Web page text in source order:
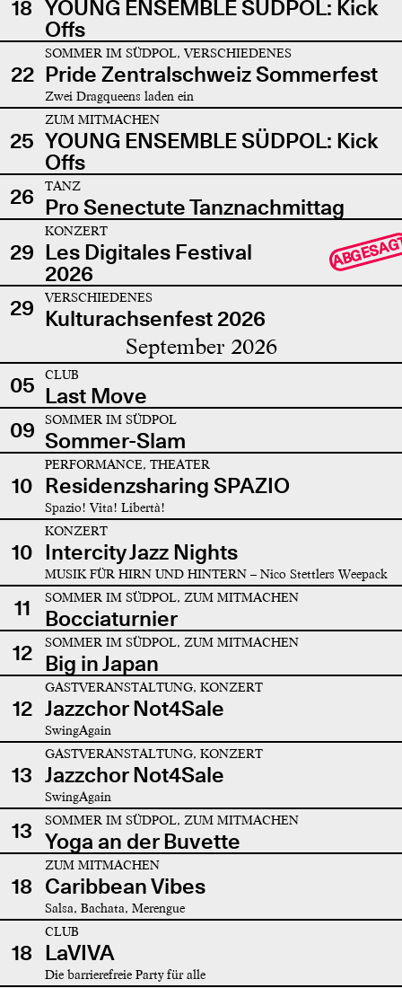
18 YOUNG ENSEMBLE SÜDPOL: Kick
Offs
22
SOMMER IM SÜDPOL, VERSCHIEDENES
Pride Zentralschweiz Sommerfest
Zwei Dragqueens laden ein
25
ZUM MITMACHEN
YOUNG ENSEMBLE SÜDPOL: Kick
Offs
26
TANZ
Pro Senectute Tanznachmittag
29
KONZERT
Les Digitales Festival
2026
29 VERSCHIEDENES
Kulturachsenfest 2026
September 2026
05 CLUB
Last Move
09
SOMMER IM SÜDPOL
Sommer-Slam
10
PERFORMANCE, THEATER
Residenzsharing SPAZIO
Spazio! Vita! Libertà!
10
KONZERT
Intercity Jazz Nights
MUSIK FÜR HIRN UND HINTERN – Nico Stettlers Weepack
11 SOMMER IM SÜDPOL, ZUM MITMACHEN
Bocciaturnier
12
SOMMER IM SÜDPOL, ZUM MITMACHEN
Big in Japan
12
GASTVERANSTALTUNG, KONZERT
Jazzchor Not4Sale
SwingAgain
13
GASTVERANSTALTUNG, KONZERT
Jazzchor Not4Sale
SwingAgain
13 SOMMER IM SÜDPOL, ZUM MITMACHEN
Yoga an der Buvette
18
ZUM MITMACHEN
Caribbean Vibes
Salsa, Bachata, Merengue
18
CLUB
LaVIVA
Die barrierefreie Party für alle